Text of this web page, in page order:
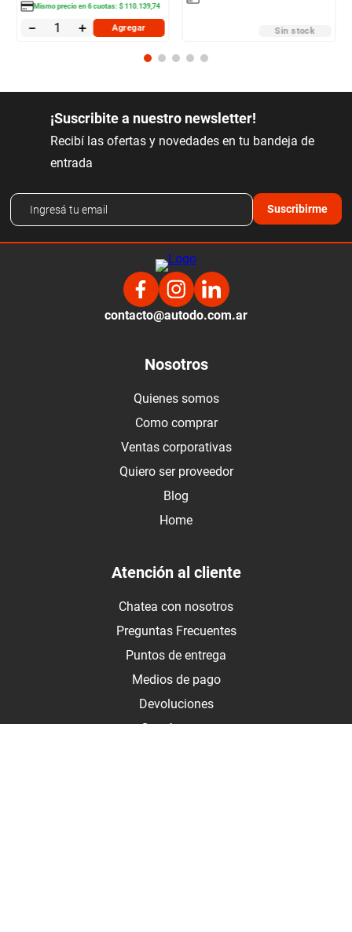
Mismo precio en6cuotas:$ 110.139,74
＋
－ Agregar Sin stock
¡Suscribite a nuestro newsletter!
Recibí las ofertas y novedades en tu bandeja de
entrada
Suscribirme
contacto@autodo.com.ar
Nosotros
Quienes somos
Como comprar
Ventas corporativas
Quiero ser proveedor
Blog
Home
Atención al cliente
Chatea con nosotros
Preguntas Frecuentes
Puntos de entrega
Medios de pago
Devoluciones
Contáctanos